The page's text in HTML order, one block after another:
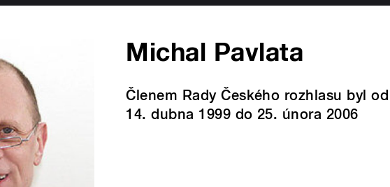
Michal Pavlata
Členem Rady Českého rozhlasu byl od
14. dubna 1999 do 25. února 2006